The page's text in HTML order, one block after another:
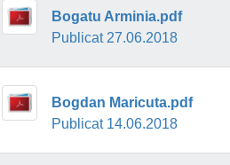
Bogatu Arminia.pdf
Publicat 27.06.2018
Bogdan Maricuta.pdf
Publicat 14.06.2018